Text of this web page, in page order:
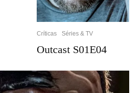
Críticas Séries & TV
Outcast S01E04